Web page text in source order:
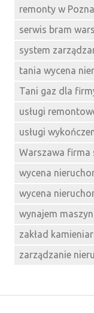
remonty w
serwis bram
system
tania wycena
Tani gaz dla
usługi
usługi
Warszawa firma
wycena
wycena
wynajem
zakład
zarządzanie